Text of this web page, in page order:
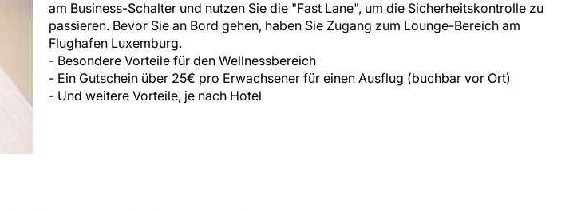
am Business-Schalter und nutzen Sie die "Fast Lane", um die Sicherheitskontrolle zu
passieren. Bevor Sie an Bord gehen, haben Sie Zugang zum Lounge-Bereich am
Flughafen Luxemburg.
- Besondere Vorteile für den Wellnessbereich
- Ein Gutschein über 25€ pro Erwachsener für einen Ausflug (buchbar vor Ort)
- Und weitere Vorteile, je nach Hotel